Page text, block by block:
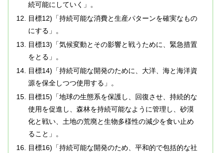
続可能にしていく」。
目標12)「持続可能な消費と生産パターンを確実なもの
にする」。
目標13)「気候変動とその影響と戦うために、緊急措置
をとる」。
目標14)「持続可能な開発のために、大洋、海と海洋資
源を保全しつつ使用する」。
目標15)「地球の生態系を保護し、回復させ、持続的な
使用を促進し、森林を持続可能なように管理し、砂漠
化と戦い、土地の荒廃と生物多様性の減少を食い止め
ること」。
目標16)「持続可能な開発のため、平和的で包括的な社